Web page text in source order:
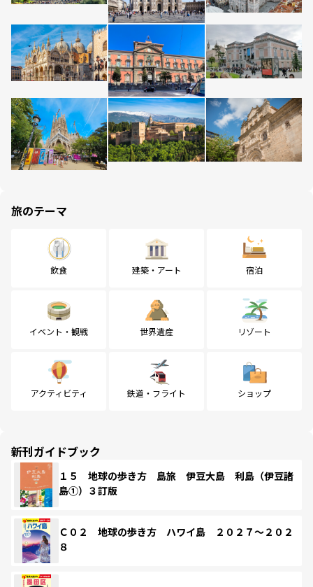
旅のテーマ
飲食 建築・アート 宿泊
イベント・観戦 世界遺産 リゾート
アクティビティ 鉄道・フライト ショップ
新刊ガイドブック
１５ 地球の歩き方 島旅 伊豆大島 利島（伊豆諸
島①）３訂版
Ｃ０２ 地球の歩き方 ハワイ島 ２０２７～２０２
８